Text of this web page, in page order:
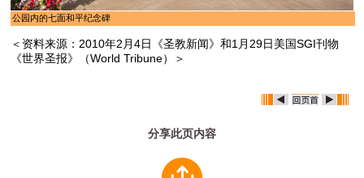
公园内的七面和平纪念碑
＜资料来源：2010年2月4日《圣教新闻》和1月29日美国SGI刊物
《世界圣报》（World Tribune）＞
分享此页内容